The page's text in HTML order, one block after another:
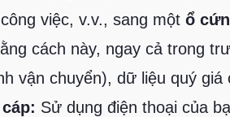
việc, v.v., sang một ổ
cách này, ngay cả trong
vận chuyển), dữ liệu quý giá
Sử dụng điện thoại của